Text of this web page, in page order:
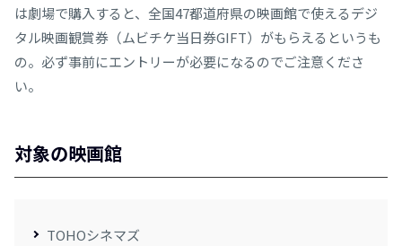
は劇場で購入すると、全国47都道府県の映画館で使えるデジ
タル映画観賞券（ムビチケ当日券GIFT）がもらえるというも
の。必ず事前にエントリーが必要になるのでご注意くださ
い。
対象の映画館
TOHOシネマズ